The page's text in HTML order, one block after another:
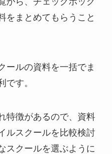
をまとめてもらうこと
ールの資料を一括でま
です。
特徴があるので、資料
ルスクールを比較検討
スクールを選ぶように